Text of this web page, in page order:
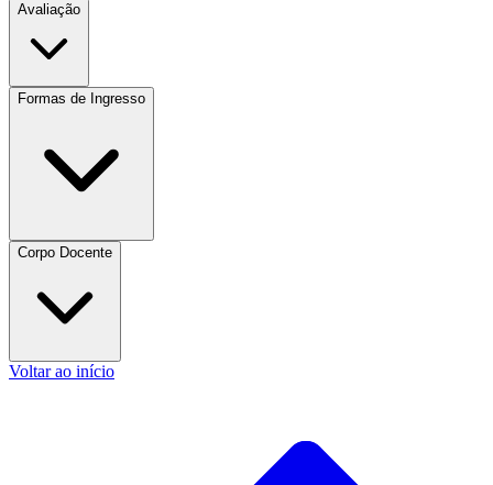
Avaliação
Formas de Ingresso
Corpo Docente
Voltar ao início